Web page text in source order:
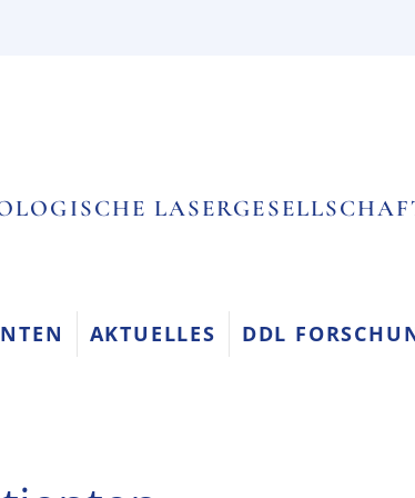
AKTUELLES
DDL